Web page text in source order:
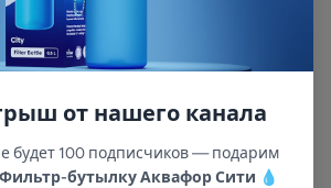
от нашего канала
будет 100 подписчиков — подарим
Фильтр-бутылку Аквафор Сити 💧